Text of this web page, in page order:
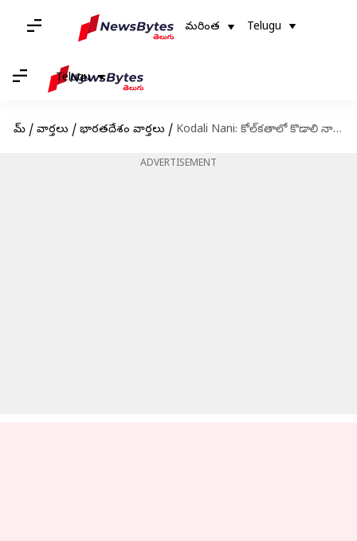
మరింత Telugu
Telugu
హోమ్ / వార్తలు / భారతదేశం వార్తలు / Kodali Nani: కోల్‌కతాలో కొడాలి నానిని అరెస్ట్ చేశారంటూ ప్రచారం.. క్లారిటీ ఇచ్చిన పోలీసులు..
ADVERTISEMENT